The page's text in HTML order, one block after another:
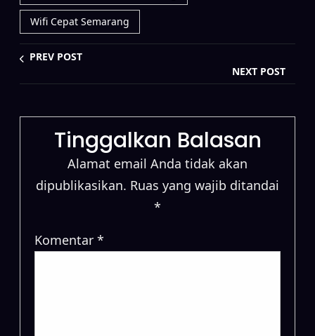
Wifi Cepat Semarang
PREV POST
NEXT POST
Tinggalkan Balasan
Alamat email Anda tidak akan
dipublikasikan. Ruas yang wajib ditandai
*
Komentar *